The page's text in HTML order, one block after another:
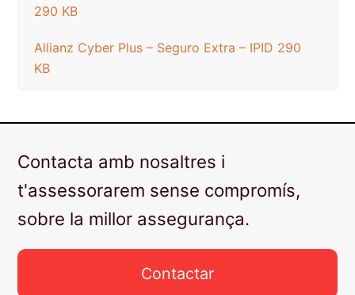
290 KB
Allianz Cyber ​​Plus – Seguro Extra – IPID 290
KB
Contacta amb nosaltres i
t'assessorarem sense compromís,
sobre la millor assegurança.
Contactar